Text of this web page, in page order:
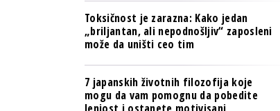
TECH I AI
BIZNIS & SPORT
PULS REGIONA
NOVO NA RAFU
PULS REGIONA
Toksičnost je zarazna: Kako jedan
„briljantan, ali nepodnošljiv“ zaposleni
može da uništi ceo tim
7 japanskih životnih filozofija koje
mogu da vam pomognu da pobedite